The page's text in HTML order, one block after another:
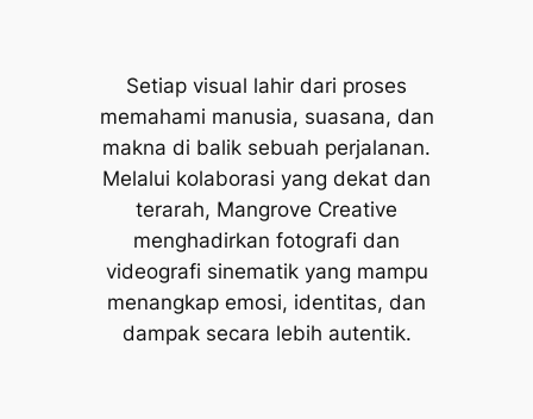
Setiap visual lahir dari proses
memahami manusia, suasana, dan
makna di balik sebuah perjalanan.
Melalui kolaborasi yang dekat dan
terarah, Mangrove Creative
menghadirkan fotografi dan
videografi sinematik yang mampu
menangkap emosi, identitas, dan
dampak secara lebih autentik.